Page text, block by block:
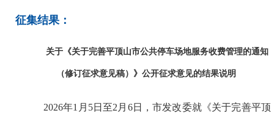
征集结果：
关于《关于完善平顶山市公共停车场地服务收费管理的通知
（修订征求意见稿）》公开征求意见的结果说明
2026年1月5日至2月6日，市发改委就《关于完善平顶